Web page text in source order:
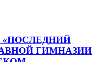
ГИМНАЗИИ